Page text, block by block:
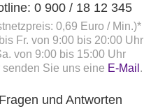
0 900 / 18 12 345
0,69 Euro / Min.)*
Fr. von 9:00 bis 20:00 Uhr
von 9:00 bis 15:00 Uhr
senden Sie uns eine E-Mail .
Fragen und Antworten